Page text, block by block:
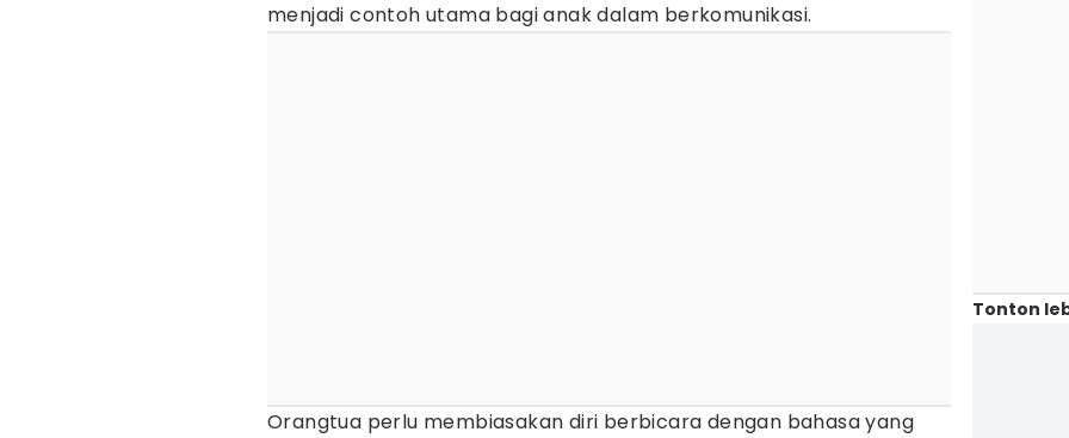
menjadi contoh utama bagi anak dalam berkomunikasi.
Orangtua perlu membiasakan diri berbicara dengan bahasa yang
Tonton